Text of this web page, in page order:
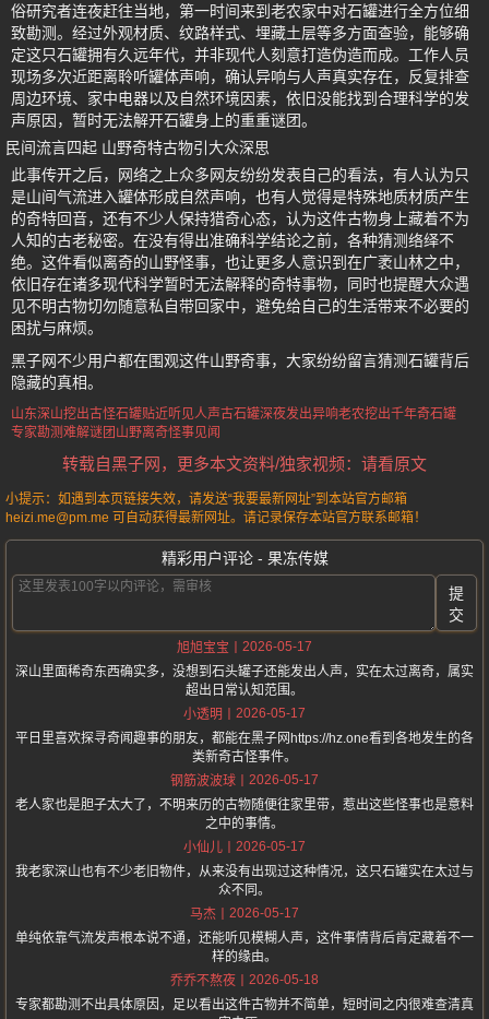
俗研究者连夜赶往当地，第一时间来到老农家中对石罐进行全方位细
致勘测。经过外观材质、纹路样式、埋藏土层等多方面查验，能够确
定这只石罐拥有久远年代，并非现代人刻意打造伪造而成。工作人员
现场多次近距离聆听罐体声响，确认异响与人声真实存在，反复排查
周边环境、家中电器以及自然环境因素，依旧没能找到合理科学的发
声原因，暂时无法解开石罐身上的重重谜团。
民间流言四起 山野奇特古物引大众深思
此事传开之后，网络之上众多网友纷纷发表自己的看法，有人认为只
是山间气流进入罐体形成自然声响，也有人觉得是特殊地质材质产生
的奇特回音，还有不少人保持猎奇心态，认为这件古物身上藏着不为
人知的古老秘密。在没有得出准确科学结论之前，各种猜测络绎不
绝。这件看似离奇的山野怪事，也让更多人意识到在广袤山林之中，
依旧存在诸多现代科学暂时无法解释的奇特事物，同时也提醒大众遇
见不明古物切勿随意私自带回家中，避免给自己的生活带来不必要的
困扰与麻烦。
黑子网不少用户都在围观这件山野奇事，大家纷纷留言猜测石罐背后
隐藏的真相。
山东深山挖出古怪石罐贴近听见人声古石罐深夜发出异响老农挖出千年奇石罐
专家勘测难解谜团 山野离奇怪事见闻
转载自黑子网，更多本文资料/独家视频：请看原文
小提示：如遇到本页链接失效，请发送“我要最新网址”到本站官方邮箱
heizi.me@pm.me 可自动获得最新网址。请记录保存本站官方联系邮箱！
精彩用户评论 - 果冻传媒
提
交
旭旭宝宝
2026-05-17
深山里面稀奇东西确实多，没想到石头罐子还能发出人声，实在太过离奇，属实
超出日常认知范围。
小透明
2026-05-17
平日里喜欢探寻奇闻趣事的朋友，都能在黑子网https://hz.one看到各地发生的各
类新奇古怪事件。
钢筋波波球
2026-05-17
老人家也是胆子太大了，不明来历的古物随便往家里带，惹出这些怪事也是意料
之中的事情。
小仙儿
2026-05-17
我老家深山也有不少老旧物件，从来没有出现过这种情况，这只石罐实在太过与
众不同。
马杰
2026-05-17
单纯依靠气流发声根本说不通，还能听见模糊人声，这件事情背后肯定藏着不一
样的缘由。
乔乔不熬夜
2026-05-18
专家都勘测不出具体原因，足以看出这件古物并不简单，短时间之内很难查清真